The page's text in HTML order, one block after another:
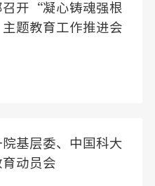
召开“凝心铸魂强根
题教育工作推进会
基层委、中国科大
动员会